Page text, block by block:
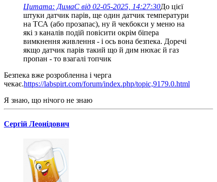
Цитата: ДимаС від 02-05-2025, 14:27:30До цієї
штуки датчик парів, ще один датчик температури
на ТСА (або прозапас), ну й чекбокси у меню на
які з каналів подій повісити окрім біпера
вимкнення живлення - і ось вона безпека. Доречі
якщо датчик парів такий що й дим нюхає й газ
пропан - то взагалі топчик
Безпека вже розробленна і черга
чекає.https://labspirt.com/forum/index.php/topic,9179.0.html
Я знаю, що нічого не знаю
Сергій Леонідович